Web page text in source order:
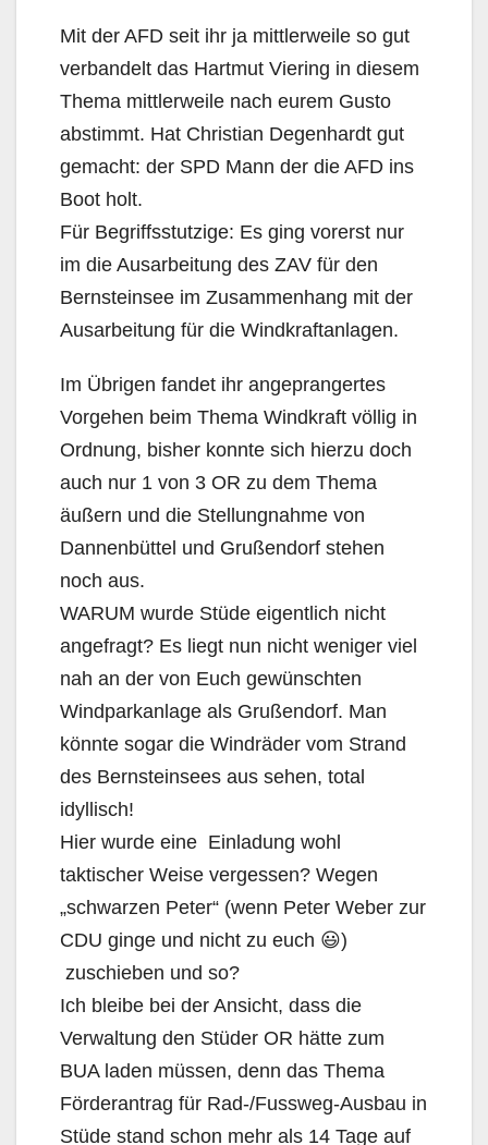
Mit der AFD seit ihr ja mittlerweile so gut
verbandelt das Hartmut Viering in diesem
Thema mittlerweile nach eurem Gusto
abstimmt. Hat Christian Degenhardt gut
gemacht: der SPD Mann der die AFD ins
Boot holt.
Für Begriffsstutzige: Es ging vorerst nur
im die Ausarbeitung des ZAV für den
Bernsteinsee im Zusammenhang mit der
Ausarbeitung für die Windkraftanlagen.
Im Übrigen fandet ihr angeprangertes
Vorgehen beim Thema Windkraft völlig in
Ordnung, bisher konnte sich hierzu doch
auch nur 1 von 3 OR zu dem Thema
äußern und die Stellungnahme von
Dannenbüttel und Grußendorf stehen
noch aus.
WARUM wurde Stüde eigentlich nicht
angefragt? Es liegt nun nicht weniger viel
nah an der von Euch gewünschten
Windparkanlage als Grußendorf. Man
könnte sogar die Windräder vom Strand
des Bernsteinsees aus sehen, total
idyllisch!
Hier wurde eine Einladung wohl
taktischer Weise vergessen? Wegen
„schwarzen Peter“ (wenn Peter Weber zur
CDU ginge und nicht zu euch 😃)
zuschieben und so?
Ich bleibe bei der Ansicht, dass die
Verwaltung den Stüder OR hätte zum
BUA laden müssen, denn das Thema
Förderantrag für Rad-/Fussweg-Ausbau in
Stüde stand schon mehr als 14 Tage auf